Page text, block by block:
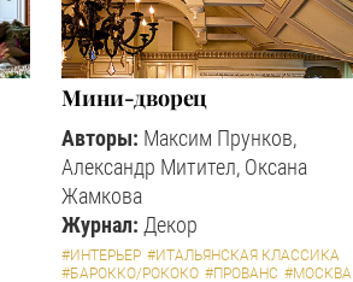
Мини-дворец
Авторы: Максим Прунков,
Александр Митител, Оксана
Жамкова
Журнал: Декор
#ИНТЕРЬЕР #ИТАЛЬЯНСКАЯ КЛАССИКА
#БАРОККО/РОКОКО #ПРОВАНС #МОСКВА